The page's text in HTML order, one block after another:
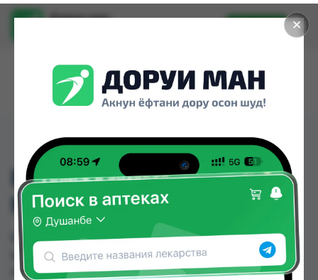
✕
Доруи ман
Установить
БОНЕОСТ 150МГ ТАБ
№1
БОНЕОСТ 150МГ ТАБ №1 можно купить или
заказать в аптеках, Аптека Вита, Аслфарм №1,
Аслфарм №2, Аслфарм №3, Аслфарм №4,